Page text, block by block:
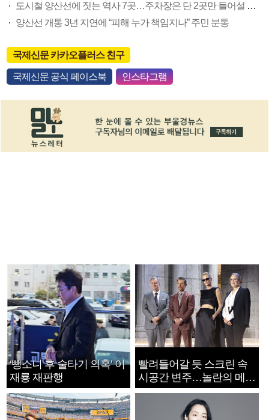
도시철 양산선에 짓는 역사 7곳…주차장은 단 2곳만 들어설 우려
양산선 개통 3년 지연에 “피해 누가 책임지나” 주민 분통
국제신문 카카오플러스 친구
국제신문 공식 페이스북 인스타그램
‘뺑소니 후 술타기 의혹’ 이
재룡 재판행
빨려들어갈 듯 스크린 속
시공간 변주…놀란의 메시
지는 ‘전쟁 속죄’